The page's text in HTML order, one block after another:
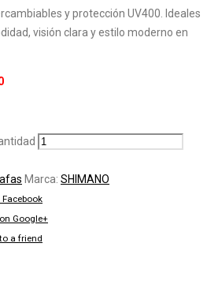
y protección UV400. Ideales
visión clara y estilo moderno en
Marca: SHIMANO
Google+
a friend